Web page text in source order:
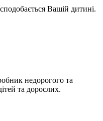
Вашій дитині.
недорогого та
та дорослих.